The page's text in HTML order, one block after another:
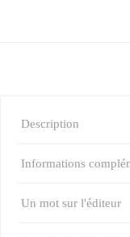
Description
Informations
Un mot sur l'éditeur